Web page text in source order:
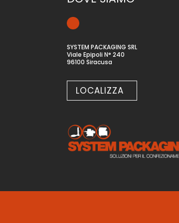
SYSTEM PACKAGING SRL
Viale Epipoli N° 240
96100 Siracusa
LOCALIZZA